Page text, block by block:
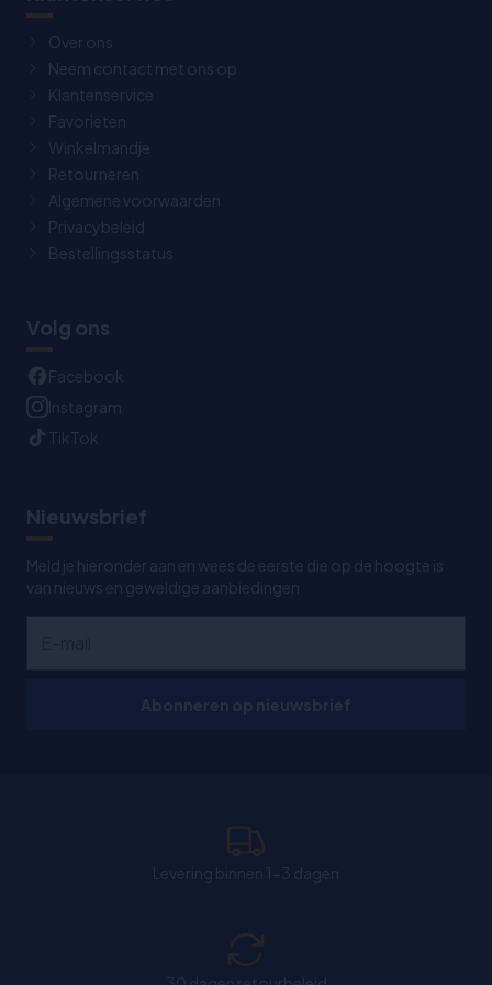
Over ons
Neem contact met ons op
Klantenservice
Favorieten
Winkelmandje
Retourneren
Algemene voorwaarden
Privacybeleid
Bestellingsstatus
Volg ons
Facebook
Instagram
TikTok
Nieuwsbrief
Meld je hieronder aan en wees de eerste die op de hoogte is
van nieuws en geweldige aanbiedingen